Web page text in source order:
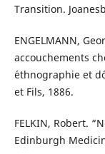
Transition.
ENGELMANN,
accouchements
´ethnographie et
et Fils, 1886.
FELKIN, Robert.
Edinburgh